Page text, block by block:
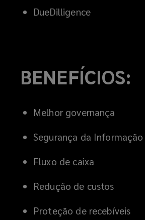
DueDilligence
BENEFÍCIOS:
Melhor governança
Segurança da Informação
Fluxo de caixa
Redução de custos
Proteção de recebíveis